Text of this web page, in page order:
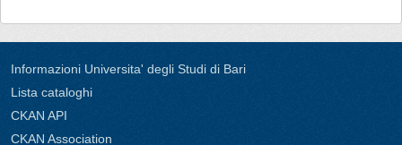
Informazioni Universita' degli Studi di Bari
Lista cataloghi
CKAN API
CKAN Association